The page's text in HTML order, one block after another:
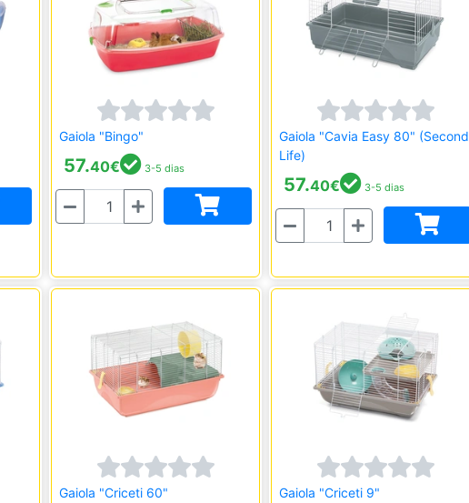
Gaiola "Bingo"
57.40€ 3-5 dias
Quantidade
Gaiola "Cavia Easy 80" (Second
Life)
57.40€ 3-5 dias
Quantidade
Gaiola "Criceti 60" Gaiola "Criceti 9"